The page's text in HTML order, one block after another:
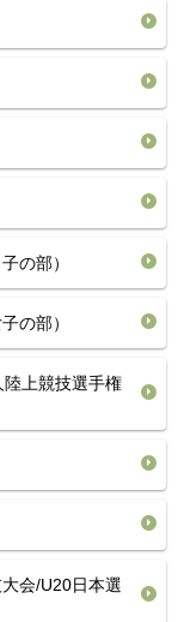
の部）
の部）
上競技選手権
会/U20日本選